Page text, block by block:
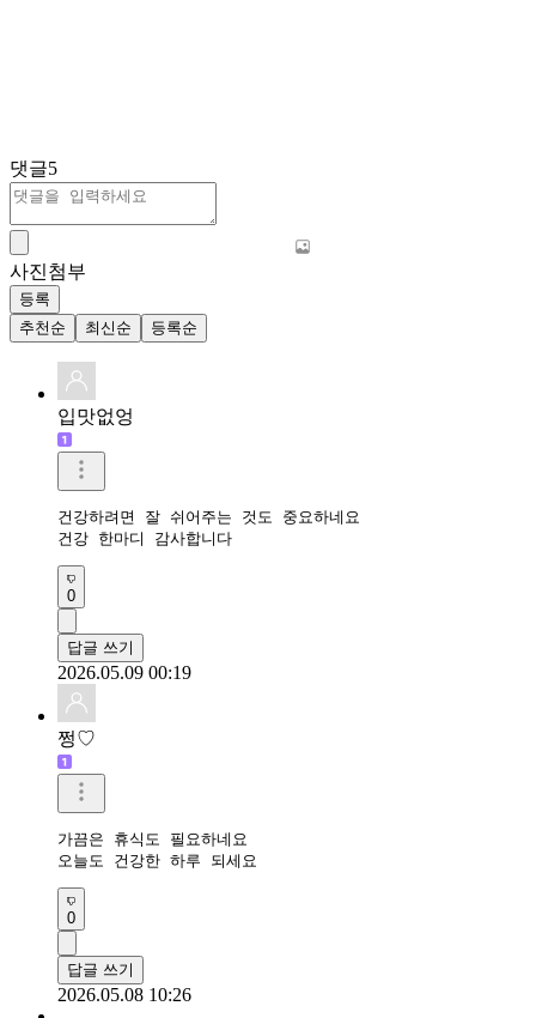
댓글5
사진첨부
등록
추천순
최신순 등록순
입맛없엉
건강하려면 잘 쉬어주는 것도 중요하네요
건강 한마디 감사합니다
0
답글 쓰기
2026.05.09 00:19
쩡♡
가끔은 휴식도 필요하네요
오늘도 건강한 하루 되세요
0
답글 쓰기
2026.05.08 10:26